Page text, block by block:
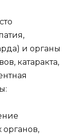
и органы
катаракта,